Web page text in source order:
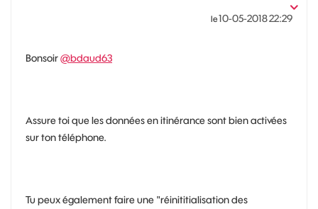
le‎10-05-201822:29
Bonsoir@bdaud63
Assure toi que les données en itinérance sont bien activées
sur ton téléphone.
Tu peux également faire une "réinititialisation des